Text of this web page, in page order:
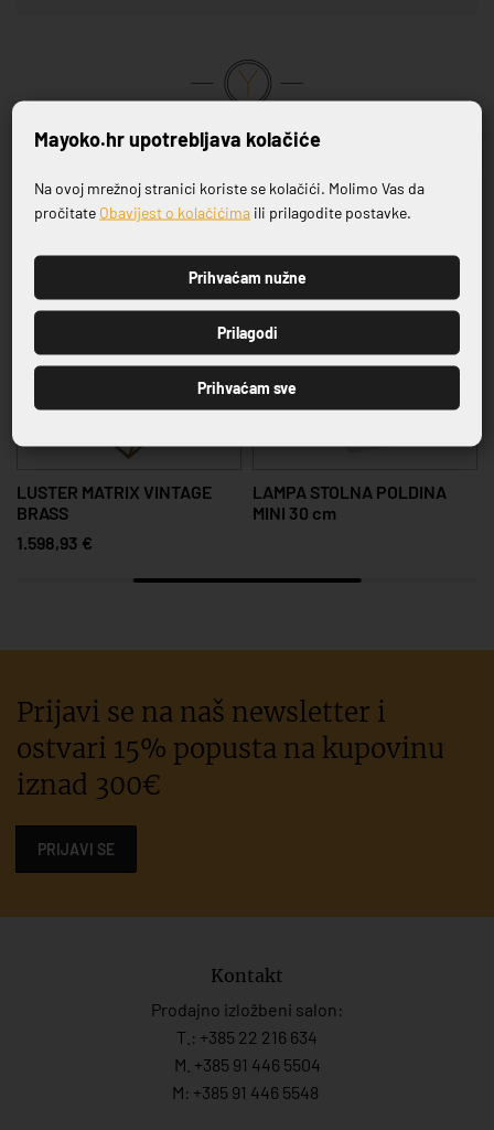
Povezani proizvodi
LUSTER MATRIX VINTAGE
BRASS
1.598,93 €
LAMPA STOLNA POLDINA
MINI 30 cm
Prijavi se na naš newsletter i
ostvari 15% popusta na kupovinu
iznad 300€
PRIJAVI SE
Kontakt
Prodajno izložbeni salon:
T.: +385 22 216 634
M. +385 91 446 5504
M: +385 91 446 5548
Prijavite se na naš newsletter
PRIJAVI SE
Mayoko.hr upotrebljava kolačiće
Na ovoj mrežnoj stranici koriste se kolačići. Molimo Vas da
pročitate Obavijest o kolačićima ili prilagodite postavke.
Prihvaćam nužne
Prilagodi
Prihvaćam sve